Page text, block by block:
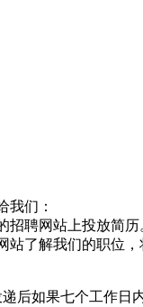
我们：
招聘网站上投放简历
了解我们的职位，
后如果七个工作日